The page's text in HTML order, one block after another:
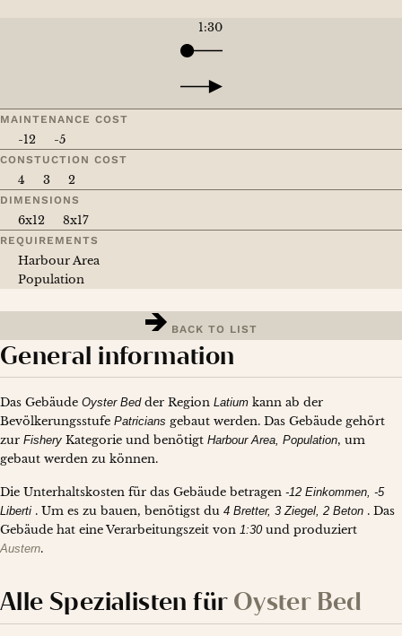
1:30
MAINTENANCE COST
-12 -5
CONSTUCTION COST
4 3 2
DIMENSIONS
6x12 8x17
REQUIREMENTS
Harbour Area
Population
BACK TO LIST
General information
Das Gebäude Oyster Bedder Region Latium kann ab der
Bevölkerungsstufe Patricians gebaut werden. Das Gebäude gehört
zur Fishery Kategorie und benötigt Harbour Area Population, um
gebaut werden zu können.
Die Unterhaltskosten für das Gebäude betragen -12 Einkommen -5
Liberti . Um es zu bauen, benötigst du 4 Bretter 3 Ziegel 2 Beton . Das
Gebäude hat eine Verarbeitungszeit von 1:30und produziert
Austern.
Alle Spezialisten fürOyster Bed